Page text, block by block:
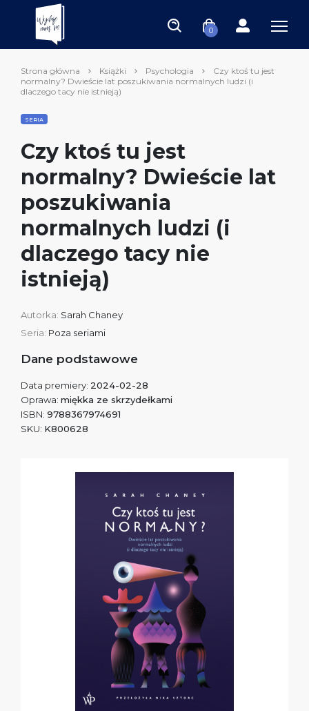
0
Strona główna Książki Psychologia
Czy ktoś tu jest
normalny? Dwieście lat poszukiwania normalnych ludzi (i
dlaczego tacy nie istnieją)
SERIA
Czy ktoś tu jest
normalny? Dwieście lat
poszukiwania
normalnych ludzi (i
dlaczego tacy nie
istnieją)
Autorka: Sarah Chaney
Seria: Poza seriami
Dane podstawowe
Data premiery: 2024-02-28
Oprawa: miękka ze skrzydełkami
ISBN: 9788367974691
SKU: K800628